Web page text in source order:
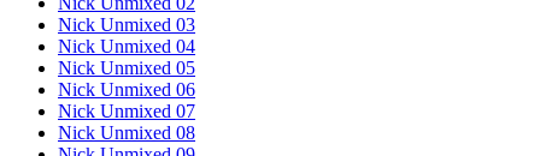
Nick Unmixed 03
Nick Unmixed 04
Nick Unmixed 05
Nick Unmixed 06
Nick Unmixed 07
Nick Unmixed 08